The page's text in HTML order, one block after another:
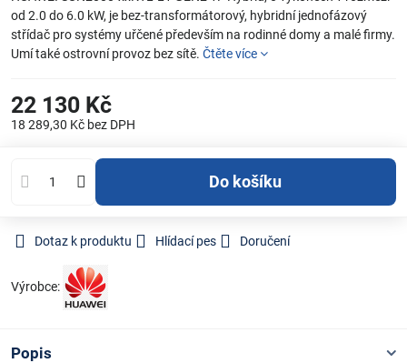
od 2.0 do 6.0 kW, je bez-transformátorový, hybridní jednofázový
střídač pro systémy uřčené především na rodinné domy a malé firmy.
Umí také ostrovní provoz bez sítě. Čtěte více
22 130 Kč
18 289,30 Kč bez DPH
Do košíku
Dotaz k produktu Hlídací pes Doručení
Výrobce:
Popis